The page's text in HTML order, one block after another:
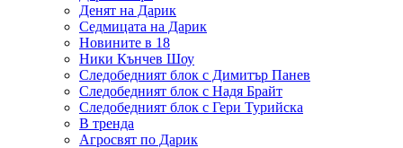
Денят на Дарик
Седмицата на Дарик
Новините в 18
Ники Кънчев Шоу
Следобедният блок с Димитър Панев
Следобедният блок с Надя Брайт
Следобедният блок с Гери Турийска
В тренда
Агросвят по Дарик